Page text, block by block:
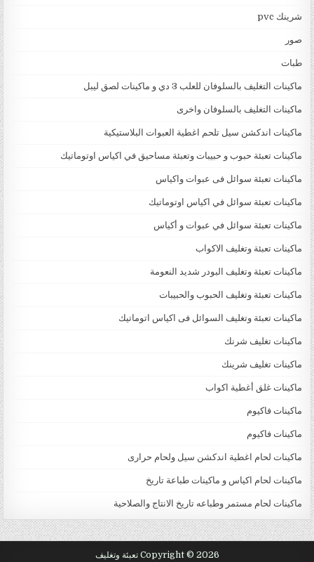
شرينك pvc
صور
طبات
ماكينات التغليف بالسلوفان للعلب 3 دي و ماكينات لصق ليبل
ماكينات التغليف بالسلوفان واخرى
ماكينات اندكشن سيل تلحم اغطية العبوات البلاستيكية
ماكينات تعبئة حبوب و حبيبات وتعبئة مساحيق في اكياس اوتوماتيك
ماكينات تعبئة سوائل فى عبوات واكياس
ماكينات تعبئة سوائل في اكياس اوتوماتيك
ماكينات تعبئة سوائل في عبوات و أكياس
ماكينات تعبئة وتغليف الاكواب
ماكينات تعبئة وتغليف البودر شديد النعومة
ماكينات تعبئة وتغليف الحبوب والحبيبات
ماكينات تعبئة وتغليف السوائل فى اكياس اتوماتيك
ماكينات تغليف شرنك
ماكينات تغليف شرينك
ماكينات غلق أغطية اكواب
ماكينات فاكيوم
ماكينات فاكيوم
ماكينات لحام اغطية اندكشن سيل ولحام حرارى
ماكينات لحام اكياس و ماكينات طباعة تاريخ
ماكينات لحام مستمر وطباعه تاريخ الانتاج والصلاحية
Copyright © 2026 تعبئة وتغليف